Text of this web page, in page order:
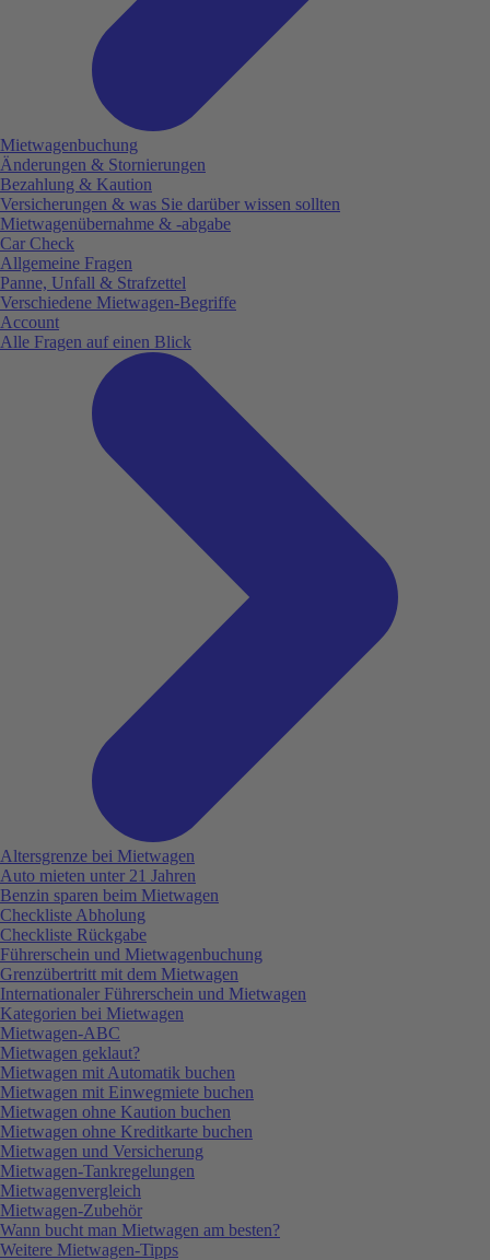
Mietwagenbuchung
Änderungen & Stornierungen
Bezahlung & Kaution
Versicherungen & was Sie darüber wissen sollten
Mietwagenübernahme & -abgabe
Car Check
Allgemeine Fragen
Panne, Unfall & Strafzettel
Verschiedene Mietwagen-Begriffe
Account
Alle Fragen auf einen Blick
Altersgrenze bei Mietwagen
Auto mieten unter 21 Jahren
Benzin sparen beim Mietwagen
Checkliste Abholung
Checkliste Rückgabe
Führerschein und Mietwagenbuchung
Grenzübertritt mit dem Mietwagen
Internationaler Führerschein und Mietwagen
Kategorien bei Mietwagen
Mietwagen-ABC
Mietwagen geklaut?
Mietwagen mit Automatik buchen
Mietwagen mit Einwegmiete buchen
Mietwagen ohne Kaution buchen
Mietwagen ohne Kreditkarte buchen
Mietwagen und Versicherung
Mietwagen-Tankregelungen
Mietwagenvergleich
Mietwagen-Zubehör
Wann bucht man Mietwagen am besten?
Weitere Mietwagen-Tipps